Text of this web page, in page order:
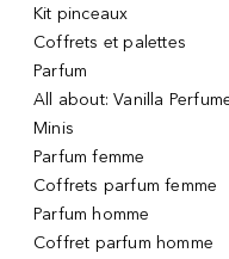
Kit pinceaux
Coffrets et palettes
Parfum
All about: Vanilla
Minis
Parfum femme
Coffrets parfum femme
Parfum homme
Coffret parfum homme